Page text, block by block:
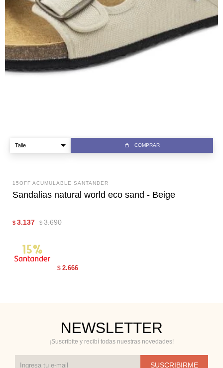
COMPRAR
15OFF ACUMULABLE SANTANDER
Sandalias natural world eco sand - Beige
$ 3.137 $ 3.690
$ 2.666
NEWSLETTER
¡Suscribite y recibí todas nuestras novedades!
SUSCRIBIRME